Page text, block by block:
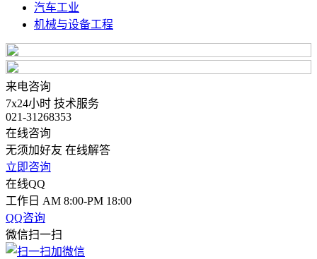
汽车工业
机械与设备工程
来电咨询
7x24小时 技术服务
021-31268353
在线咨询
无须加好友 在线解答
立即咨询
在线QQ
工作日 AM 8:00-PM 18:00
QQ咨询
微信扫一扫